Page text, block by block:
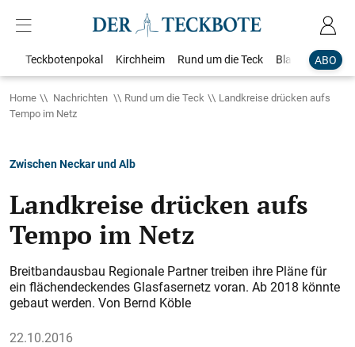
ABO
Teckbotenpokal Kirchheim Rund um die Teck Blaulicht
Home Nachrichten Rund um die Teck
Landkreise drücken aufs
Tempo im Netz
Zwischen Neckar und Alb
Landkreise drücken aufs
Tempo im Netz
Breitbandausbau Regionale Partner treiben ihre Pläne für
ein flächendeckendes Glas­fasernetz voran. Ab 2018 könnte
gebaut ­werden. Von Bernd Köble
22.10.2016